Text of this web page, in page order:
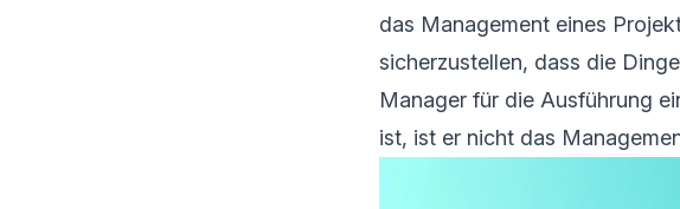
das Management eines
sicherzustellen, dass die
Manager für die Ausführung
ist, ist er nicht das